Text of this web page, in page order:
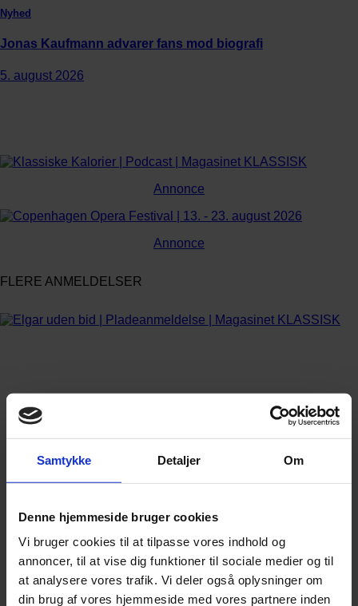
Samtykke Detaljer Om
Denne hjemmeside bruger cookies
Vi bruger cookies til at tilpasse vores indhold og
annoncer, til at vise dig funktioner til sociale medier og til
at analysere vores trafik. Vi deler også oplysninger om
din brug af vores hjemmeside med vores partnere inden
Nyhed
Jonas Kaufmann advarer fans mod biografi
5. august 2026
Annonce
Annonce
FLERE ANMELDELSER